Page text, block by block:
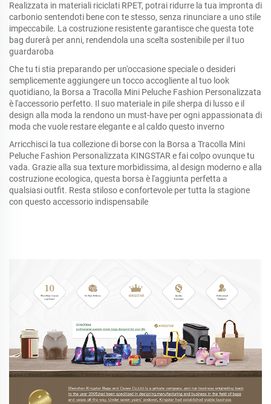
Realizzata in materiali riciclati RPET, potrai ridurre la tua impronta di
carbonio sentendoti bene con te stesso, senza rinunciare a uno stile
impeccabile. La costruzione resistente garantisce che questa tote
bag durerà per anni, rendendola una scelta sostenibile per il tuo
guardaroba
Che tu ti stia preparando per un'occasione speciale o desideri
semplicemente aggiungere un tocco accogliente al tuo look
quotidiano, la Borsa a Tracolla Mini Peluche Fashion Personalizzata
è l'accessorio perfetto. Il suo materiale in pile sherpa di lusso e il
design alla moda la rendono un must-have per ogni appassionata di
moda che vuole restare elegante e al caldo questo inverno
Arricchisci la tua collezione di borse con la Borsa a Tracolla Mini
Peluche Fashion Personalizzata KINGSTAR e fai colpo ovunque tu
vada. Grazie alla sua texture morbidissima, al design moderno e alla
costruzione ecologica, questa borsa è l'aggiunta perfetta a
qualsiasi outfit. Resta stiloso e confortevole per tutta la stagione
con questo accessorio indispensabile